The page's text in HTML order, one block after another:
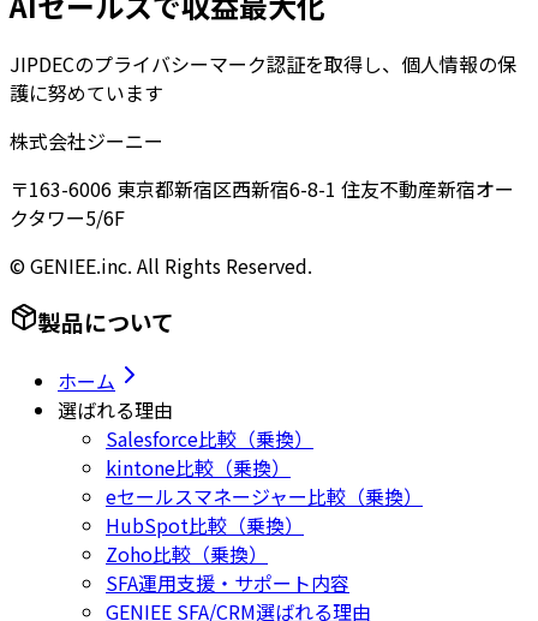
JIPDECのプライバシーマーク認証を取得し、個人情報の保
護に努めています
株式会社ジーニー
〒163-6006 東京都新宿区西新宿6-8-1 住友不動産新宿オー
クタワー5/6F
© GENIEE.inc. All Rights Reserved.
製品について
ホーム
選ばれる理由
Salesforce比較（乗換）
kintone比較（乗換）
eセールスマネージャー比較（乗換）
HubSpot比較（乗換）
Zoho比較（乗換）
SFA運用支援・サポート内容
GENIEE SFA/CRM選ばれる理由